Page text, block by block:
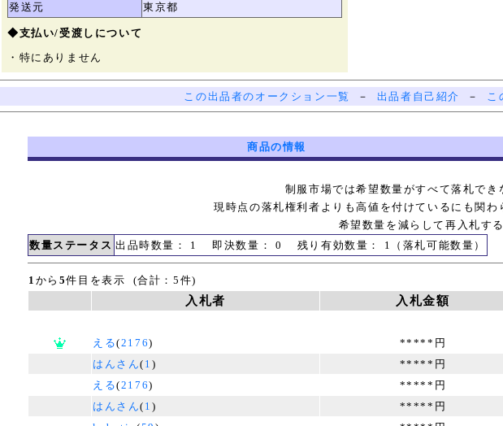
発送元
東京都
◆支払い/受渡しについて
・特にありません
この出品者のオークション一覧 － 出品者自己紹介 － こ
商品の情報
制服市場では希望数量がすべて落札で
現時点の落札権利者よりも高値を付けているにも関
希望数量を減らして再入札す
数量ステータス 出品時数量： 1 即決数量： 0 残り有効数量： 1（落札可能数量）
1 から 5件目を表示 (合計：5件)
入札者 入札金額
える(2176) *****円
はんさん( 1 ) *****円
える(2176) *****円
はんさん( 1 ) *****円